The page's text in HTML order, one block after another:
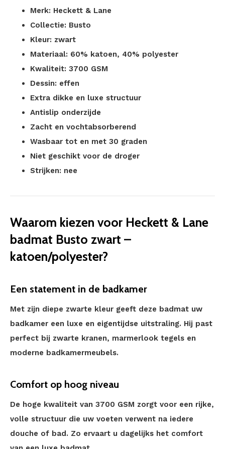
Merk: Heckett & Lane
Collectie: Busto
Kleur: zwart
Materiaal: 60% katoen, 40% polyester
Kwaliteit: 3700 GSM
Dessin: effen
Extra dikke en luxe structuur
Antislip onderzijde
Zacht en vochtabsorberend
Wasbaar tot en met 30 graden
Niet geschikt voor de droger
Strijken: nee
Waarom kiezen voor Heckett & Lane
badmat Busto zwart –
katoen/polyester?
Een statement in de badkamer
Met zijn diepe zwarte kleur geeft deze badmat uw
badkamer een luxe en eigentijdse uitstraling. Hij past
perfect bij zwarte kranen, marmerlook tegels en
moderne badkamermeubels.
Comfort op hoog niveau
De hoge kwaliteit van 3700 GSM zorgt voor een rijke,
volle structuur die uw voeten verwent na iedere
douche of bad. Zo ervaart u dagelijks het comfort